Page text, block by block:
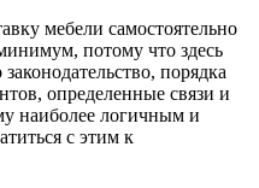
мебели самостоятельно
потому что здесь
порядка
определенные связи и
наиболее логичным и
с этим к